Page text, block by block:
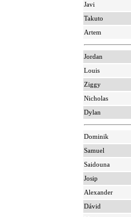
Javi
Takuto
Artem
Jordan
Louis
Ziggy
Nicholas
Dylan
Dominik
Samuel
Saidouna
Josip
Alexander
Dávid